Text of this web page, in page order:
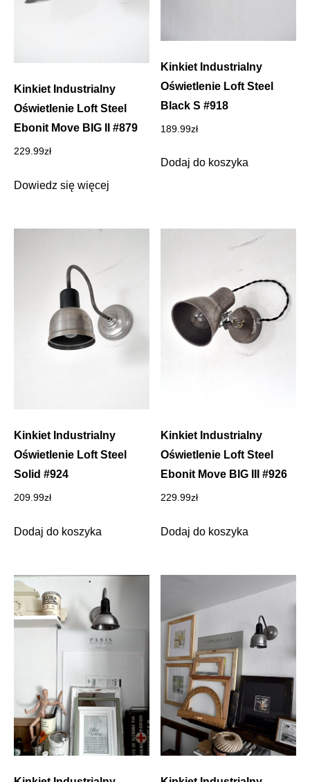
Kinkiet Industrialny
Oświetlenie Loft Steel
Ebonit Move BIG II #879
229.99zł
Dowiedz się więcej
Kinkiet Industrialny
Oświetlenie Loft Steel
Black S #918
189.99zł
Dodaj do koszyka
Kinkiet Industrialny
Oświetlenie Loft Steel
Solid #924
209.99zł
Dodaj do koszyka
Kinkiet Industrialny
Oświetlenie Loft Steel
Ebonit Move BIG III #926
229.99zł
Dodaj do koszyka